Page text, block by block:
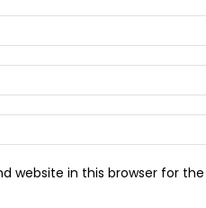
website in this browser for